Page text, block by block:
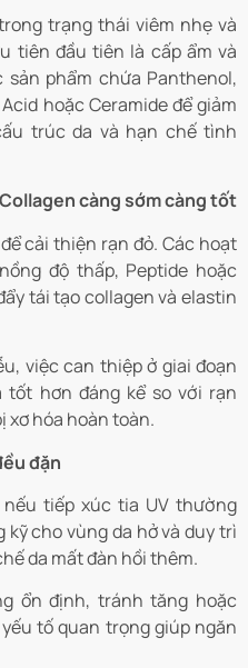
trạng thái viêm nhẹ và
tiên đầu tiên là cấp ẩm và
phẩm chứa Panthenol,
hoặc Ceramide để giảm
trúc da và hạn chế tình
càng sớm càng tốt
cải thiện rạn đỏ. Các hoạt
độ thấp, Peptide hoặc
tái tạo collagen và elastin
việc can thiệp ở giai đoạn
hơn đáng kể so với rạn
xơ hóa hoàn toàn.
đặn
tiếp xúc tia UV thường
cho vùng da hở và duy trì
da mất đàn hồi thêm.
ổn định, tránh tăng hoặc
tố quan trọng giúp ngăn